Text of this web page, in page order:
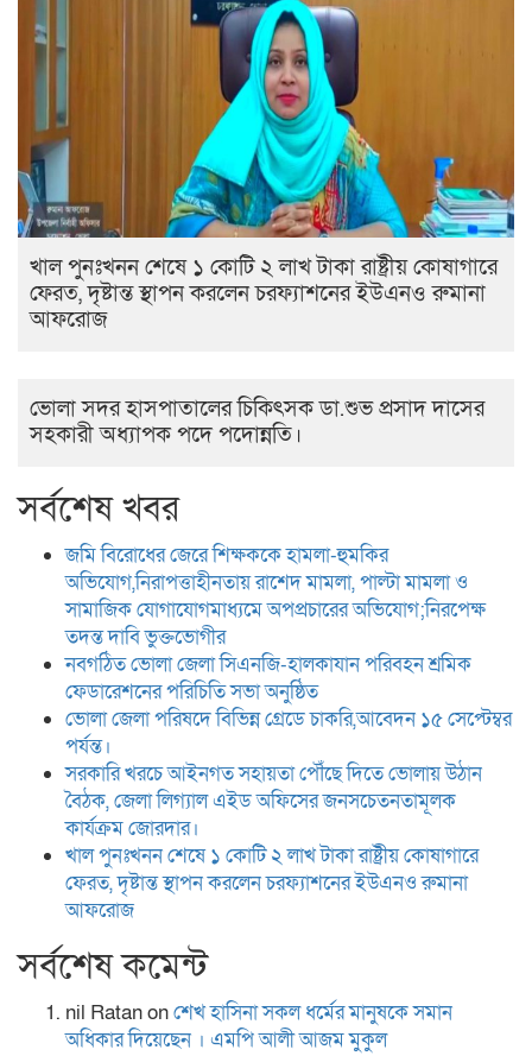
খাল পুনঃখনন শেষে ১ কোটি ২ লাখ টাকা রাষ্ট্রীয় কোষাগারে
ফেরত, দৃষ্টান্ত স্থাপন করলেন চরফ্যাশনের ইউএনও রুমানা
আফরোজ
ভোলা সদর হাসপাতালের চিকিৎসক ডা.শুভ প্রসাদ দাসের
সহকারী অধ্যাপক পদে পদোন্নতি।
সর্বশেষ খবর
জমি বিরোধের জেরে শিক্ষককে হামলা-হুমকির
অভিযোগ,নিরাপত্তাহীনতায় রাশেদ মামলা, পাল্টা মামলা ও
সামাজিক যোগাযোগমাধ্যমে অপপ্রচারের অভিযোগ;নিরপেক্ষ
তদন্ত দাবি ভুক্তভোগীর
নবগঠিত ভোলা জেলা সিএনজি-হালকাযান পরিবহন শ্রমিক
ফেডারেশনের পরিচিতি সভা অনুষ্ঠিত
ভোলা জেলা পরিষদে বিভিন্ন গ্রেডে চাকরি,আবেদন ১৫ সেপ্টেম্বর
পর্যন্ত।
সরকারি খরচে আইনগত সহায়তা পৌঁছে দিতে ভোলায় উঠান
বৈঠক, জেলা লিগ্যাল এইড অফিসের জনসচেতনতামূলক
কার্যক্রম জোরদার।
খাল পুনঃখনন শেষে ১ কোটি ২ লাখ টাকা রাষ্ট্রীয় কোষাগারে
ফেরত, দৃষ্টান্ত স্থাপন করলেন চরফ্যাশনের ইউএনও রুমানা
আফরোজ
সর্বশেষ কমেন্ট
nil Ratanonশেখ হা‌সিনা সকল ধ‌র্মের মানু‌ষকে সমান
অ‌ধিকার দি‌য়ে‌ছেন । এম‌পি আলী আজম মুকুল